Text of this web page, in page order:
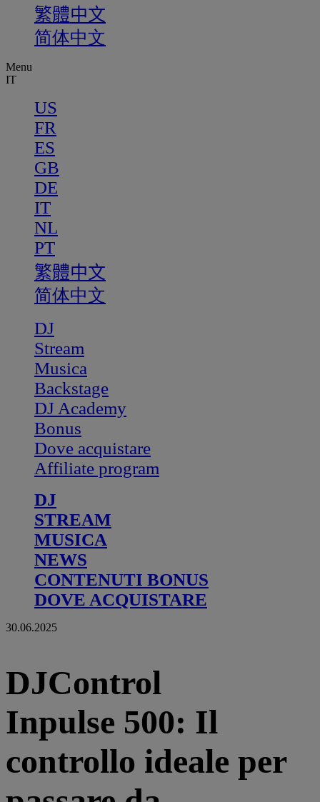
繁體中文
简体中文
Menu
IT
US
FR
ES
GB
DE
IT
NL
PT
繁體中文
简体中文
DJ
Stream
Musica
Backstage
DJ Academy
Bonus
Dove acquistare
Affiliate program
DJ
STREAM
MUSICA
NEWS
CONTENUTI BONUS
DOVE ACQUISTARE
30.06.2025
DJControl
Inpulse 500: Il
controllo ideale per